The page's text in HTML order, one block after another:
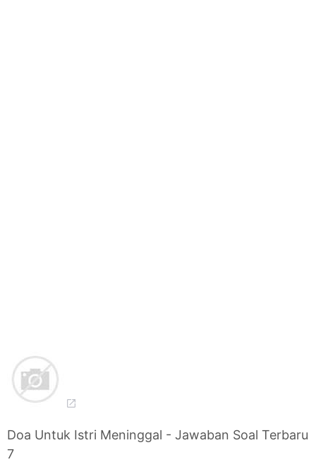
Doa Untuk Istri Meninggal - Jawaban Soal Terbaru
7